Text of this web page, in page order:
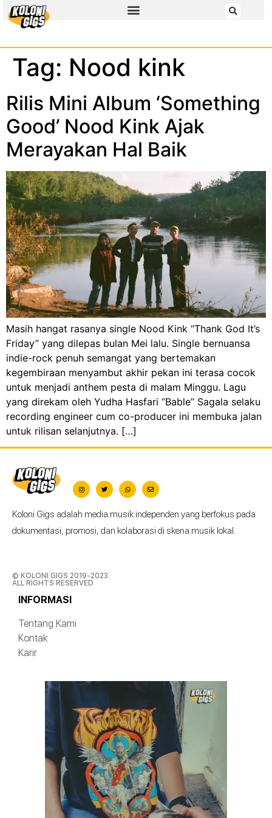
Tag: Nood kink
Rilis Mini Album ‘Something
Good’ Nood Kink Ajak
Merayakan Hal Baik
Masih hangat rasanya single Nood Kink “Thank God It’s
Friday” yang dilepas bulan Mei lalu. Single bernuansa
indie-rock penuh semangat yang bertemakan
kegembiraan menyambut akhir pekan ini terasa cocok
untuk menjadi anthem pesta di malam Minggu. Lagu
yang direkam oleh Yudha Hasfari “Bable” Sagala selaku
recording engineer cum co-producer ini membuka jalan
untuk rilisan selanjutnya. […]
Koloni Gigs adalah media musik independen yang berfokus pada
dokumentasi, promosi, dan kolaborasi di skena musik lokal.
© KOLONI GIGS 2019-2023.
ALL RIGHTS RESERVED
INFORMASI
Tentang Kami
Kontak
Karir